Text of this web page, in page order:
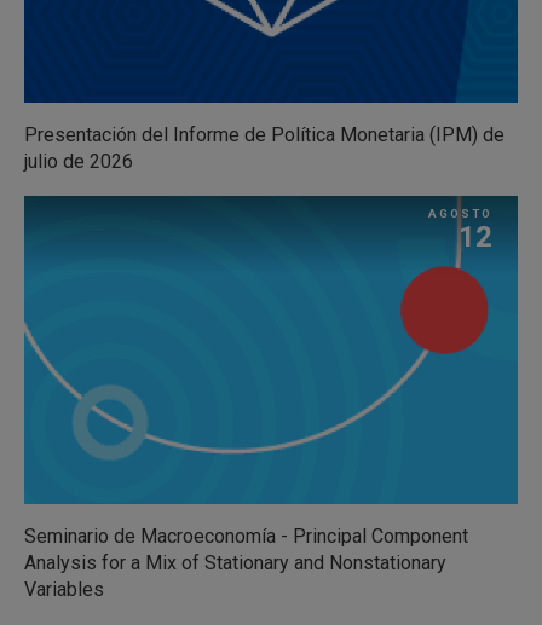
Presentación del Informe de Política Monetaria (IPM) de
julio de 2026
AGOSTO
12
Seminario de Macroeconomía - Principal Component
Analysis for a Mix of Stationary and Nonstationary
Variables